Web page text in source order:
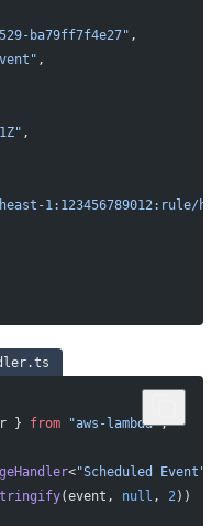
ba79ff7f4e27" ,
,
,
1:123456789012:rule/
} from "aws-lambda";
<"Scheduled Event"
(event, null , 2))